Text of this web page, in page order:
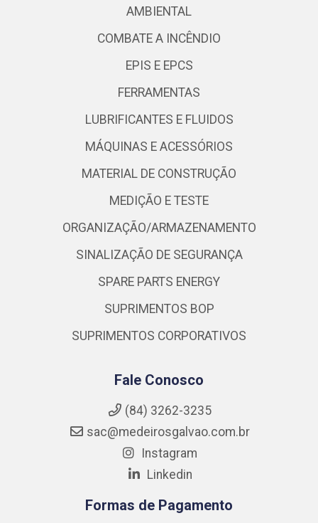
AMBIENTAL
COMBATE A INCÊNDIO
EPIS E EPCS
FERRAMENTAS
LUBRIFICANTES E FLUIDOS
MÁQUINAS E ACESSÓRIOS
MATERIAL DE CONSTRUÇÃO
MEDIÇÃO E TESTE
ORGANIZAÇÃO/ARMAZENAMENTO
SINALIZAÇÃO DE SEGURANÇA
SPARE PARTS ENERGY
SUPRIMENTOS BOP
SUPRIMENTOS CORPORATIVOS
Fale Conosco
(84) 3262-3235
sac@medeirosgalvao.com.br
Instagram
Linkedin
Formas de Pagamento